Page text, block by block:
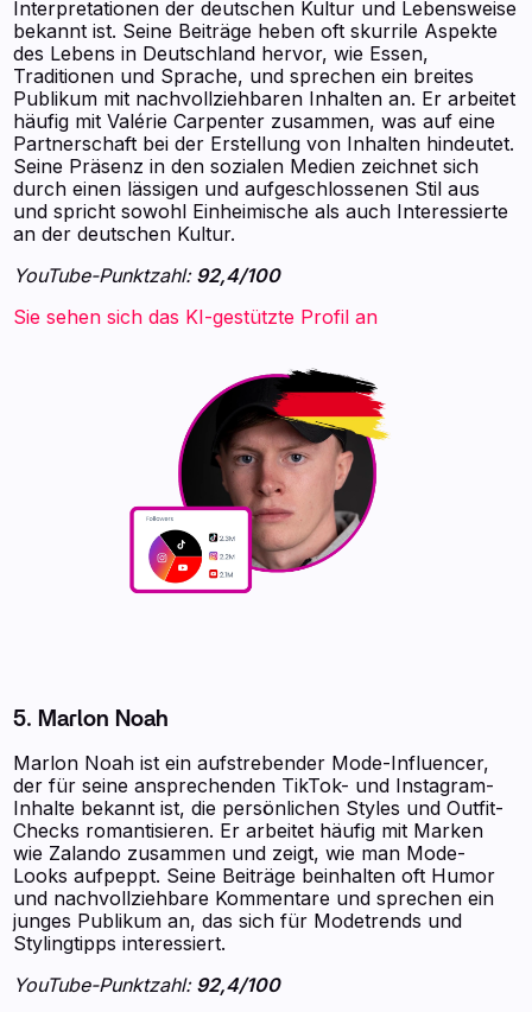
Interpretationen der deutschen Kultur und Lebensweise
bekannt ist. Seine Beiträge heben oft skurrile Aspekte
des Lebens in Deutschland hervor, wie Essen,
Traditionen und Sprache, und sprechen ein breites
Publikum mit nachvollziehbaren Inhalten an. Er arbeitet
häufig mit Valérie Carpenter zusammen, was auf eine
Partnerschaft bei der Erstellung von Inhalten hindeutet.
Seine Präsenz in den sozialen Medien zeichnet sich
durch einen lässigen und aufgeschlossenen Stil aus
und spricht sowohl Einheimische als auch Interessierte
an der deutschen Kultur.
YouTube-Punktzahl:92,4/100
Sie sehen sich das KI-gestützte Profil an
5. Marlon Noah
Marlon Noah ist ein aufstrebender Mode-Influencer,
der für seine ansprechenden TikTok- und Instagram-
Inhalte bekannt ist, die persönlichen Styles und Outfit-
Checks romantisieren. Er arbeitet häufig mit Marken
wie Zalando zusammen und zeigt, wie man Mode-
Looks aufpeppt. Seine Beiträge beinhalten oft Humor
und nachvollziehbare Kommentare und sprechen ein
junges Publikum an, das sich für Modetrends und
Stylingtipps interessiert.
YouTube-Punktzahl:92,4/100